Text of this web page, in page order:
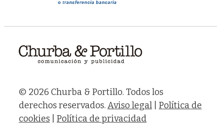
© 2026 Churba & Portillo. Todos los
derechos reservados.Aviso legal
Política de
cookies
Política de privacidad